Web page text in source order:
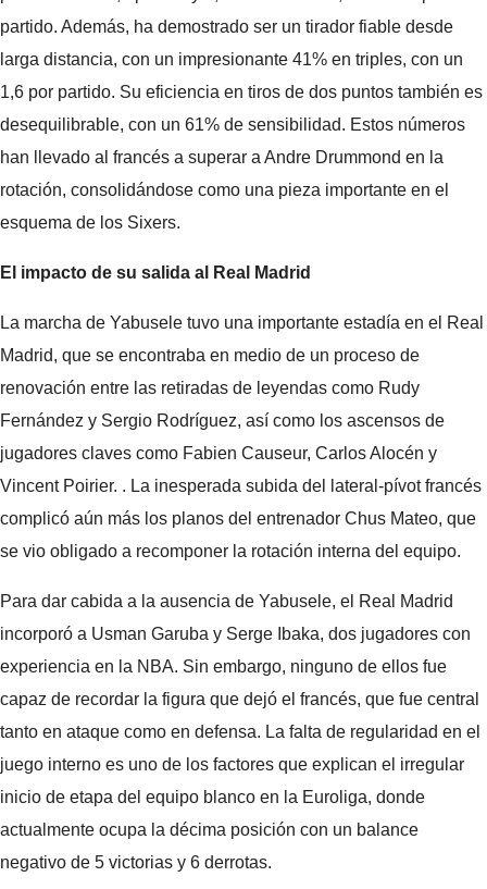
partido. Además, ha demostrado ser un tirador fiable desde
larga distancia, con un impresionante 41% en triples, con un
1,6 por partido. Su eficiencia en tiros de dos puntos también es
desequilibrable, con un 61% de sensibilidad. Estos números
han llevado al francés a superar a Andre Drummond en la
rotación, consolidándose como una pieza importante en el
esquema de los Sixers.
El impacto de su salida al Real Madrid
La marcha de Yabusele tuvo una importante estadía en el Real
Madrid, que se encontraba en medio de un proceso de
renovación entre las retiradas de leyendas como Rudy
Fernández y Sergio Rodríguez, así como los ascensos de
jugadores claves como Fabien Causeur, Carlos Alocén y
Vincent Poirier. . La inesperada subida del lateral-pívot francés
complicó aún más los planos del entrenador Chus Mateo, que
se vio obligado a recomponer la rotación interna del equipo.
Para dar cabida a la ausencia de Yabusele, el Real Madrid
incorporó a Usman Garuba y Serge Ibaka, dos jugadores con
experiencia en la NBA. Sin embargo, ninguno de ellos fue
capaz de recordar la figura que dejó el francés, que fue central
tanto en ataque como en defensa. La falta de regularidad en el
juego interno es uno de los factores que explican el irregular
inicio de etapa del equipo blanco en la Euroliga, donde
actualmente ocupa la décima posición con un balance
negativo de 5 victorias y 6 derrotas.